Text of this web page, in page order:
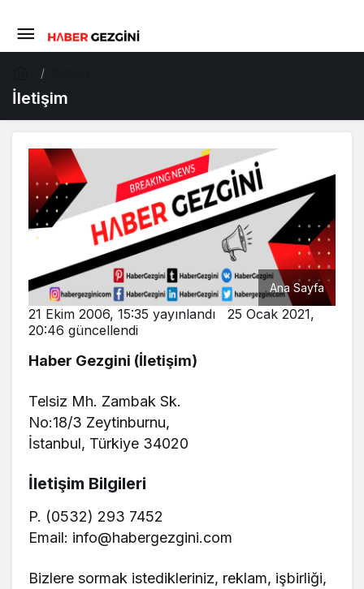
İletişim
Ana Sayfa
21 Ekim 2006, 15:35 yayınlandı
25 Ocak 2021,
20:46 güncellendi
Haber Gezgini (İletişim)
Telsiz Mh. Zambak Sk.
No:18/3 Zeytinburnu,
İstanbul, Türkiye 34020
İletişim Bilgileri
P. (0532) 293 7452
Email: info@habergezgini.com
Bizlere sormak istedikleriniz, reklam, işbirliği,